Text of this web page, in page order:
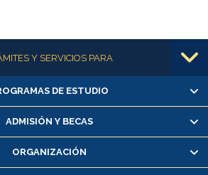
Y SERVICIOS PARA
os y exalumnas/os
Matrícula en línea
y cambio de asignaturas
y certificado de notas
DE ESTUDIO
ADMISIÓN Y BECAS
ORGANIZACIÓN